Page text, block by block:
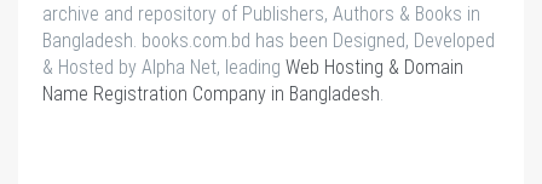
archive and repository of Publishers, Authors & Books in
Bangladesh. books.com.bd has been Designed, Developed
& Hosted by Alpha Net, leading Web Hosting & Domain
Name Registration Company in Bangladesh